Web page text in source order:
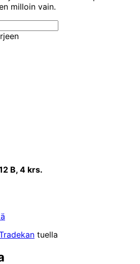
milloin vain.
B, 4 krs.
tuella